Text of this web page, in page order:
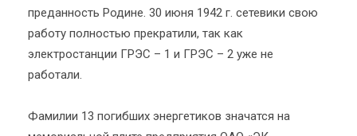
преданность Родине. 30 июня 1942 г. сетевики свою
работу полностью прекратили, так как
электростанции ГРЭС – 1 и ГРЭС – 2 уже не
работали.
Фамилии 13 погибших энергетиков значатся на